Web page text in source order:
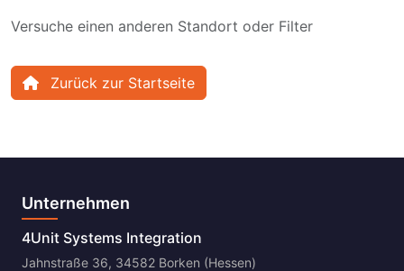
Versuche einen anderen Standort oder Filter
Zurück zur Startseite
Unternehmen
4Unit Systems Integration
Jahnstraße 36, 34582 Borken (Hessen)